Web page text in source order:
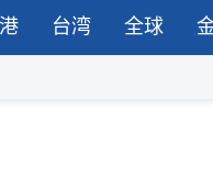
台湾 全球